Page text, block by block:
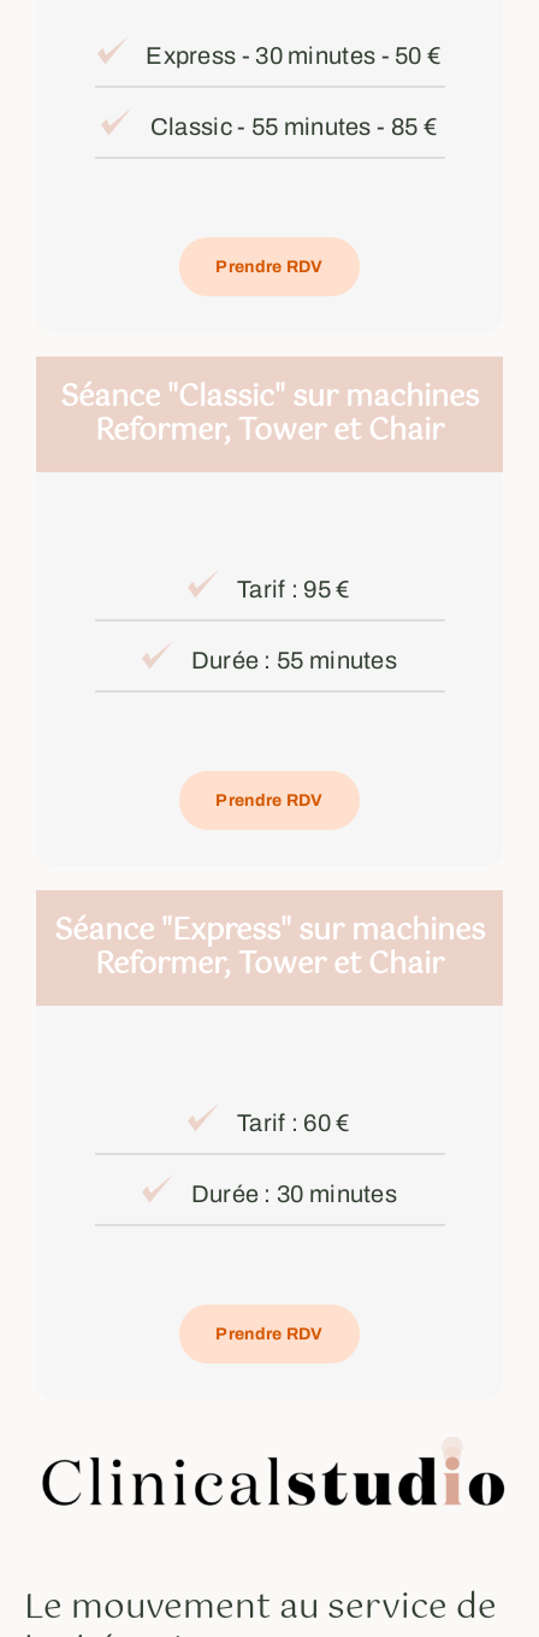
Express - 30 minutes - 50 €
Classic - 55 minutes - 85 €
Prendre RDV
Séance "Classic" sur machines
Reformer, Tower et Chair
Tarif : 95 €
Durée : 55 minutes
Prendre RDV
Séance "Express" sur machines
Reformer, Tower et Chair
Tarif : 60 €
Durée : 30 minutes
Prendre RDV
Le mouvement au service de